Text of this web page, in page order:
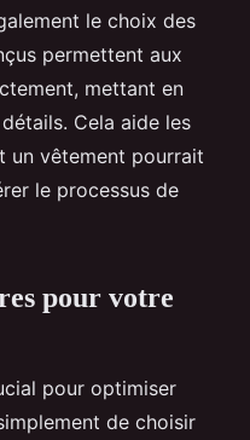
le choix des
permettent aux
mettant en
Cela aide les
un vêtement pourrait
le processus de
pour votre
pour optimiser
de choisir